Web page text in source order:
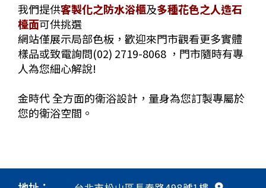
我們提供客製化之防水浴櫃及多種花色之人造石
檯面可供挑選
網站僅展示局部色板，歡迎來門市觀看更多實體
樣品或致電詢問(02) 2719-8068 ，門市隨時有專
人為您細心解說!
金時代 全方面的衛浴設計，量身為您訂製專屬於
您的衛浴空間。